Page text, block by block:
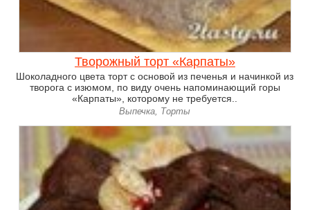
Творожный торт «Карпаты»
Шоколадного цвета торт с основой из печенья и начинкой из
творога с изюмом, по виду очень напоминающий горы
«Карпаты», которому не требуется..
Выпечка, Торты